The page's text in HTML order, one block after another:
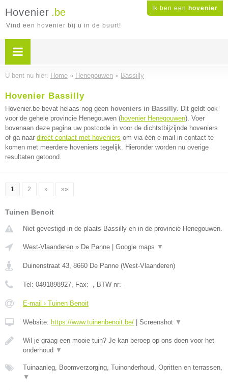
Ik ben een hovenier
Hovenier .be
Vind een hovenier bij u in de buurt!
U bent nu hier: Home » Henegouwen » Bassilly
Hovenier Bassilly
Hovenier.be bevat helaas nog geen hoveniers in Bassilly. Dit geldt ook
voor de gehele provincie Henegouwen (hovenier Henegouwen). Voer
bovenaan deze pagina uw postcode in voor de dichtstbijzijnde hoveniers
of ga naar direct contact met hoveniers om via één e-mail in contact te
komen met meerdere hoveniers tegelijk. Hieronder worden nu overige
resultaten getoond.
1 2 » »»
Tuinen Benoit
Niet gevestigd in de plaats Bassilly en in de provincie Henegouwen.
West-Vlaanderen » De Panne Google maps ▼
Duinenstraat 43, 8660 De Panne (West-Vlaanderen)
Tel: 0491898927, Fax: -, BTW-nr: -
E-mail › Tuinen Benoit
Website: https://www.tuinenbenoit.be/ Screenshot ▼
Wil je graag een mooie tuin? Je kan beroep op ons doen voor het
onderhoud ▼
Tuinaanleg, Boomverzorging, Tuinonderhoud, Opritten en terrassen,
▼